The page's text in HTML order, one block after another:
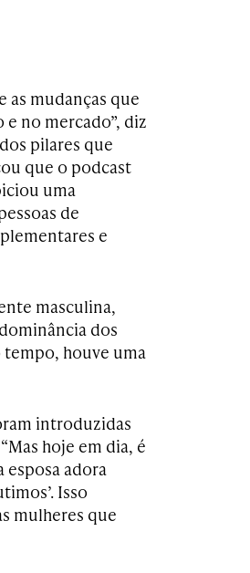
as mudanças que
no mercado”, diz
pilares que
que o podcast
uma
de
e
masculina,
dos
houve uma
introduzidas
hoje em dia, é
esposa adora
Isso
mulheres que